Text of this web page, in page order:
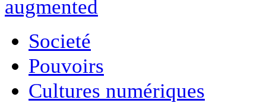
Societé
Pouvoirs
Cultures numériques